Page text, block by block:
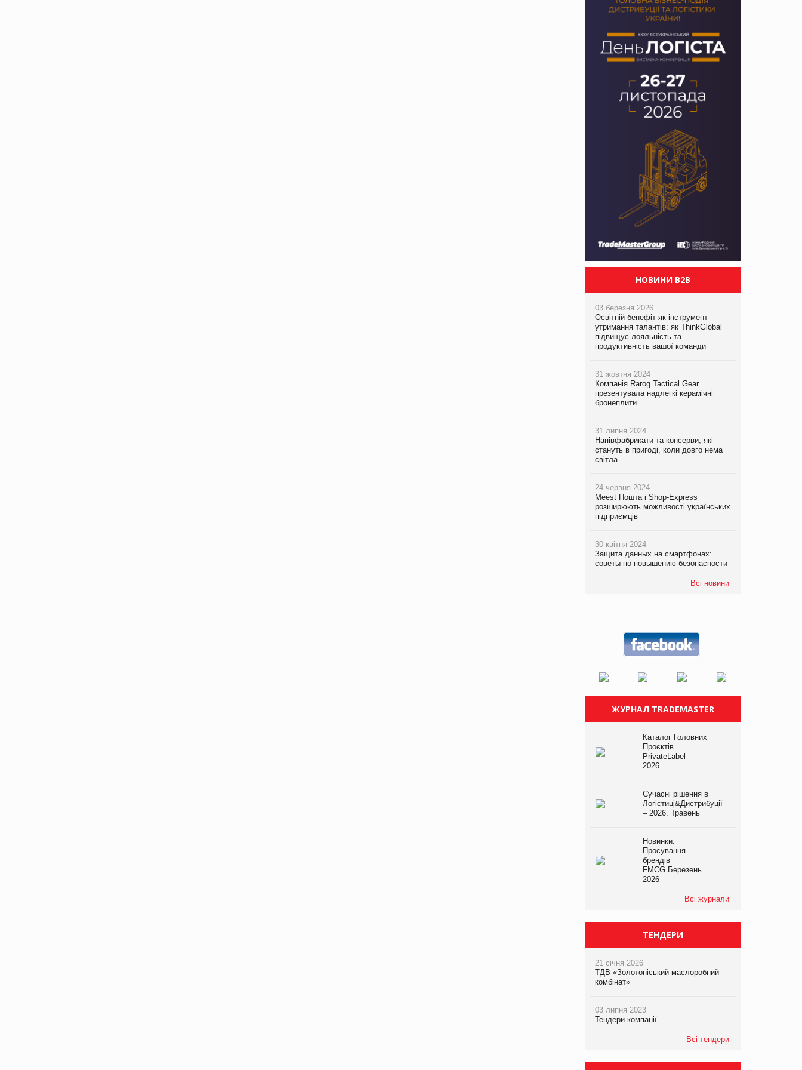
НОВИНИ B2B
03 березня 2026
Освітній бенефіт як інструмент
утримання талантів: як ThinkGlobal
підвищує лояльність та
продуктивність вашої команди
31 жовтня 2024
Компанія Rarog Tactical Gear
презентувала надлегкі керамічні
бронеплити
31 липня 2024
Напівфабрикати та консерви, які
стануть в пригоді, коли довго нема
світла
24 червня 2024
Meest Пошта і Shop-Express
розширюють можливості українських
підприємців
30 квітня 2024
Защита данных на смартфонах:
советы по повышению безопасности
Всі новини
ЖУРНАЛ TRADEMASTER
Каталог Головних
Проєктів
PrivateLabel –
2026
Сучасні рішення в
Логістиці&Дистрибуції
– 2026. Травень
Новинки.
Просування
брендів
FMCG.Березень
2026
Всі журнали
ТЕНДЕРИ
21 січня 2026
ТДВ «Золотоніський маслоробний
комбінат»
03 липня 2023
Тендери компанії
Всі тендери